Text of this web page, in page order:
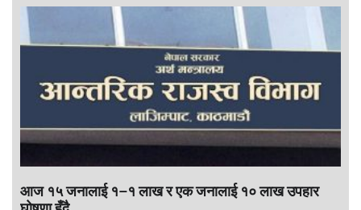
आज १५ जनालाई १–१ लाख र एक जनालाई १० लाख उपहार